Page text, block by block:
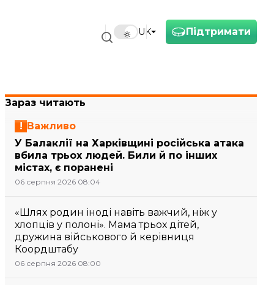
Підтримати
UK
Зараз читають
Важливо
У Балаклії на Харківщині російська атака
вбила трьох людей. Били й по інших
містах, є поранені
06 серпня 2026 08:04
«Шлях родин іноді навіть важчий, ніж у
хлопців у полоні». Мама трьох дітей,
дружина військового й керівниця
Коордштабу
06 серпня 2026 08:00